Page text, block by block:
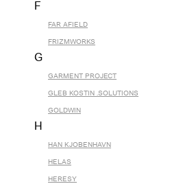
F
FAR AFIELD
FRIZMWORKS
G
GARMENT PROJECT
GLEB KOSTIN .SOLUTIONS
GOLDWIN
H
HAN KJOBENHAVN
HELAS
HERESY